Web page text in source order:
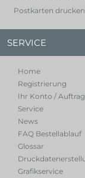
Postkarten drucken
SERVICE
Home
Registrierung
Ihr Konto /
Service
News
FAQ Bestellablauf
Glossar
Grafikservice